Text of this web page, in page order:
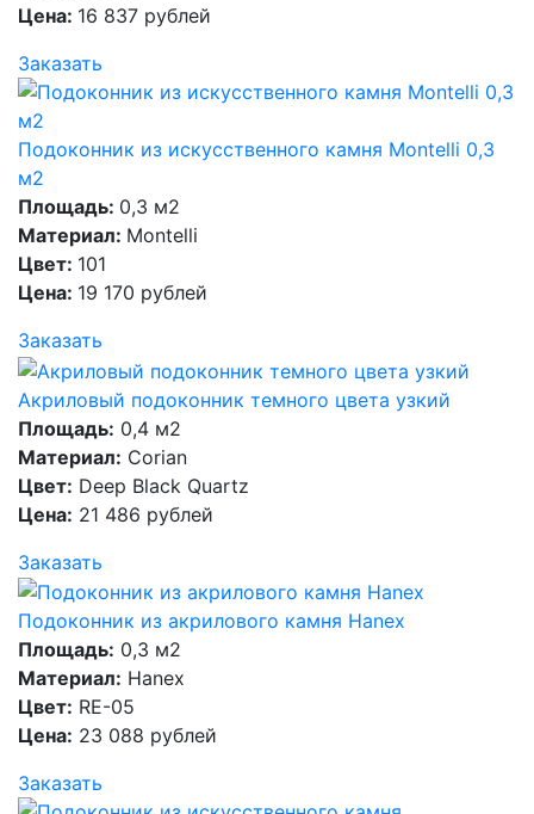
Цена: 16 837 рублей
Заказать
Подоконник из искусственного камня Montelli 0,3
м2
Площадь: 0,3 м2
Материал: Montelli
Цвет: 101
Цена: 19 170 рублей
Заказать
Акриловый подоконник темного цвета узкий
Площадь: 0,4 м2
Материал: Corian
Цвет: Deep Black Quartz
Цена: 21 486 рублей
Заказать
Подоконник из акрилового камня Hanex
Площадь: 0,3 м2
Материал: Hanex
Цвет: RE-05
Цена: 23 088 рублей
Заказать